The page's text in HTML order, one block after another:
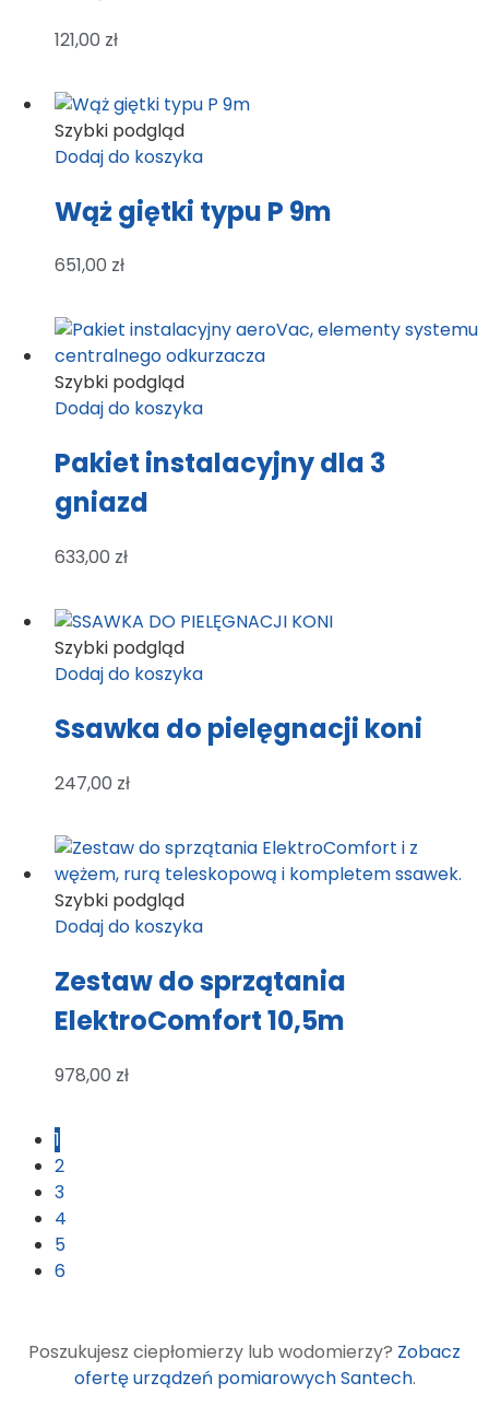
121,00 zł
Szybki podgląd
Dodaj do koszyka
Wąż giętki typu P 9m
651,00 zł
Szybki podgląd
Dodaj do koszyka
Pakiet instalacyjny dla 3
gniazd
633,00 zł
Szybki podgląd
Dodaj do koszyka
Ssawka do pielęgnacji koni
247,00 zł
Szybki podgląd
Dodaj do koszyka
Zestaw do sprzątania
ElektroComfort 10,5m
978,00 zł
1
2
3
4
5
6
Poszukujesz ciepłomierzy lub wodomierzy? Zobacz
ofertę urządzeń pomiarowych Santech.